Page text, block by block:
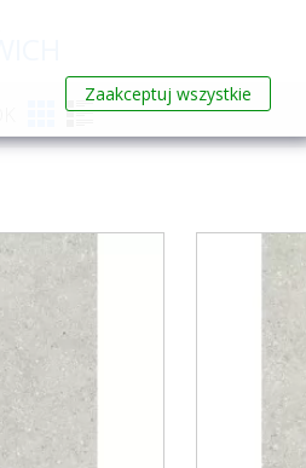
Zaakceptuj wszystkie